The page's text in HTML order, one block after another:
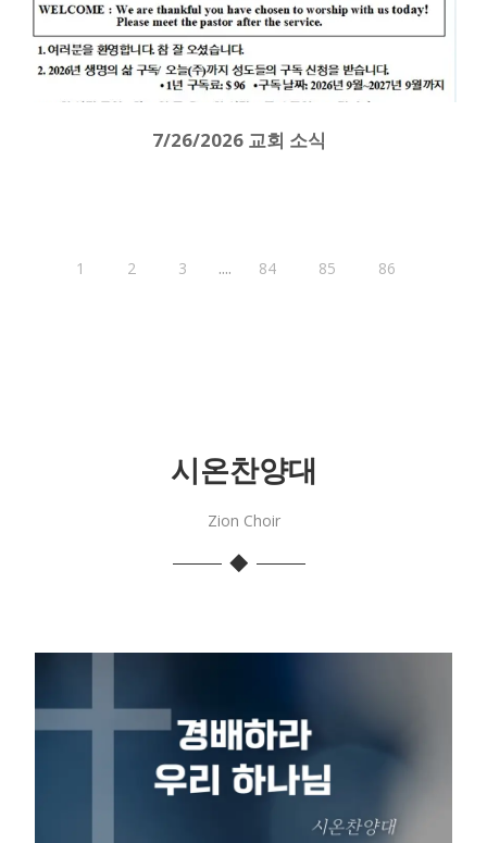
7/26/2026 교회 소식
1 2 3 .... 84 85 86
시온찬양대
Zion Choir